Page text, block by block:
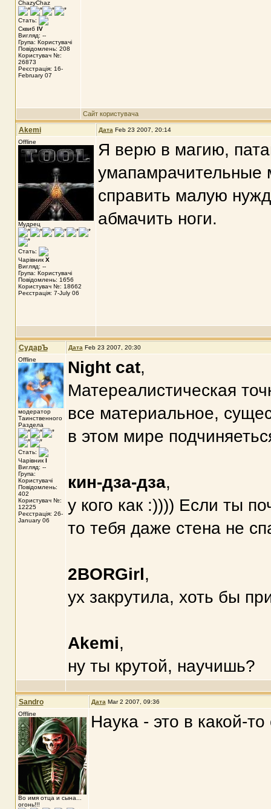
ChazyChaz
Стать:
Сквиб IV
Вигляд: --
Група: Користувачі
Повідомлень: 208
Користувач №:
26873
Реєстрація: 16-
February 07
Сайт користувача
Akemi Дата Feb 23 2007, 20:14
Offline
Мудрец
Стать:
Чарівник X
Вигляд: --
Група: Користувачі
Повідомлень: 1656
Користувач №: 18662
Реєстрація: 7-July 06
Я верю в магию,
умапамрачительные
справить малую
абмачить ноги.
СударЪ Дата Feb 23 2007, 20:30
Offline
модератор
Таинственного
Раздела
Стать:
Чарівник I
Вигляд: --
Група:
Користувачі
Повідомлень:
402
Користувач №:
12225
Реєстрація: 26-
January 06
Night cat,
Матереалистическая
все материальное,
в этом мире
кин-дза-дза,
у кого как :)))) Если ты
то тебя даже стена не
2BORGirl,
ух закрутила, хоть бы
Akemi,
ну ты крутой, научишь?
Sandro Дата Mar 2 2007, 09:36
Offline
Во имя отца и сына...
огонь!!!
Наука - это в какой-